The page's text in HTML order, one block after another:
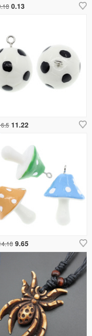
9.65
0.13
11.22